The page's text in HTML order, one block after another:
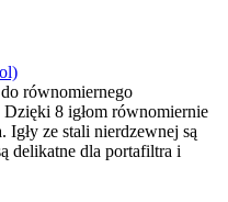
równomiernego
8 igłom równomiernie
ze stali nierdzewnej są
delikatne dla portafiltra i